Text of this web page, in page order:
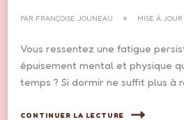
PAR FRANÇOISE JOUNEAU MISE À JOUR
Vous ressentez une fatigue
épuisement mental et physique
temps ? Si dormir ne suffit plus à
CONTINUER LA LECTURE